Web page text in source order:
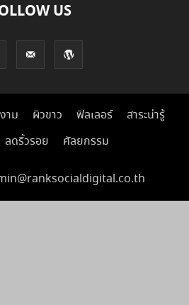
US
าม ผิวขาว ฟิลเลอร์
สาระน่ารู้
ลดริ้วรอย ศัลยกรรม